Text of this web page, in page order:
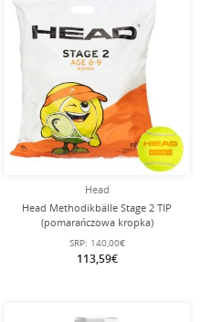
Head
Head Methodikbälle Stage 2 TIP
(pomarańczowa kropka)
żółto/pomarańczowe 72 sztuki w
polybagu
SRP: 140,00€
113,59€